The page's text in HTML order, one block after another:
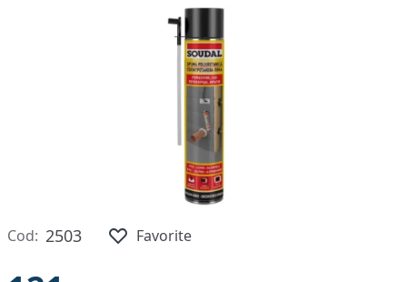
Cod: 2503 Favorite